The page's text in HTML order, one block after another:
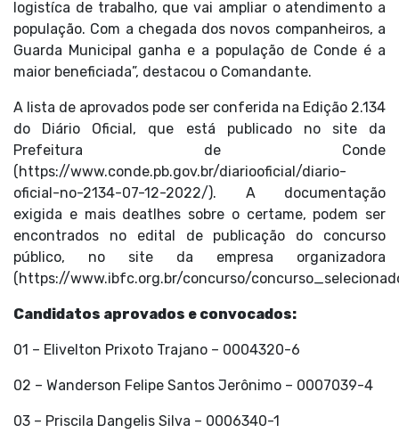
logistíca de trabalho, que vai ampliar o atendimento a
população. Com a chegada dos novos companheiros, a
Guarda Municipal ganha e a população de Conde é a
maior beneficiada”, destacou o Comandante.
A lista de aprovados pode ser conferida na Edição 2.134
do Diário Oficial, que está publicado no site da
Prefeitura de Conde
(https://www.conde.pb.gov.br/diariooficial/diario-
oficial-no-2134-07-12-2022/). A documentação
exigida e mais deatlhes sobre o certame, podem ser
encontrados no edital de publicação do concurso
público, no site da empresa organizadora
(https://www.ibfc.org.br/concurso/
Candidatos aprovados e convocados:
01 – Elivelton Prixoto Trajano – 0004320-6
02 – Wanderson Felipe Santos Jerônimo – 0007039-4
03 – Priscila Dangelis Silva – 0006340-1